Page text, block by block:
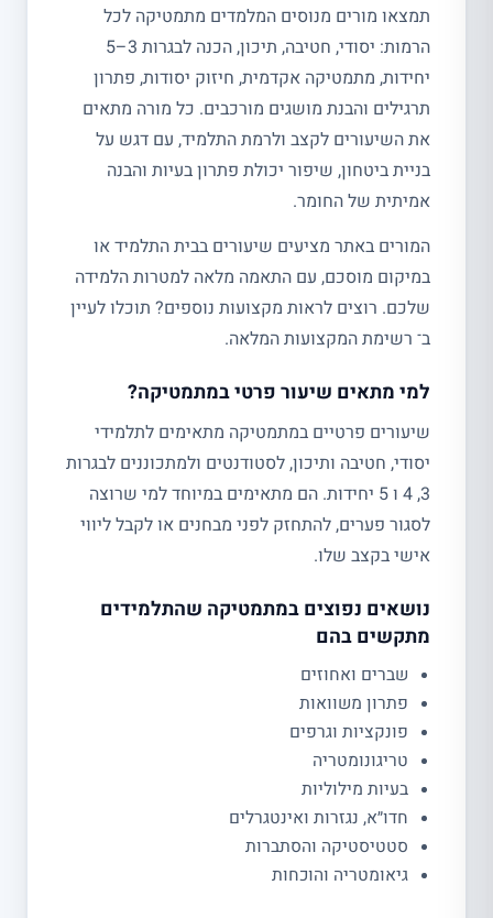
תמצאו מורים מנוסים המלמדים מתמטיקה לכל
הרמות: יסודי, חטיבה, תיכון, הכנה לבגרות 3–5
יחידות, מתמטיקה אקדמית, חיזוק יסודות, פתרון
תרגילים והבנת מושגים מורכבים. כל מורה מתאים
את השיעורים לקצב ולרמת התלמיד, עם דגש על
בניית ביטחון, שיפור יכולת פתרון בעיות והבנה
אמיתית של החומר.
המורים באתר מציעים שיעורים בבית התלמיד או
במיקום מוסכם, עם התאמה מלאה למטרות הלמידה
שלכם. רוצים לראות מקצועות נוספים? תוכלו לעיין
ב־ רשימת המקצועות המלאה.
למי מתאים שיעור פרטי במתמטיקה?
שיעורים פרטיים במתמטיקה מתאימים לתלמידי
יסודי, חטיבה ותיכון, לסטודנטים ולמתכוננים לבגרות
3, 4 ו 5 יחידות. הם מתאימים במיוחד למי שרוצה
לסגור פערים, להתחזק לפני מבחנים או לקבל ליווי
אישי בקצב שלו.
נושאים נפוצים במתמטיקה שהתלמידים
מתקשים בהם
שברים ואחוזים
פתרון משוואות
פונקציות וגרפים
טריגונומטריה
בעיות מילוליות
חדו״א, נגזרות ואינטגרלים
סטטיסטיקה והסתברות
גיאומטריה והוכחות